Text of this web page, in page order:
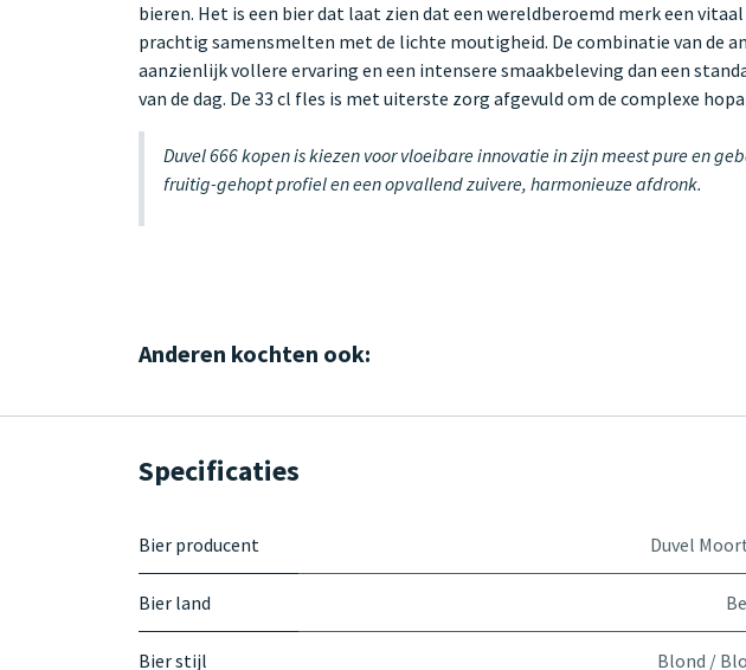
bieren. Het is een bier dat laat zien dat een wereldberoemd merk een
prachtig samensmelten met de lichte moutigheid. De combinatie van de
aanzienlijk vollere ervaring en een intensere smaakbeleving dan een
van de dag. De 33 cl fles is met uiterste zorg afgevuld om de complexe
Duvel 666 kopen is kiezen voor vloeibare innovatie in zijn meest pure en
fruitig-gehopt profiel en een opvallend zuivere, harmonieuze afdronk.
Anderen kochten ook:
Specificaties
Bier producent Duvel
Bier land
Bier stijl Blond /